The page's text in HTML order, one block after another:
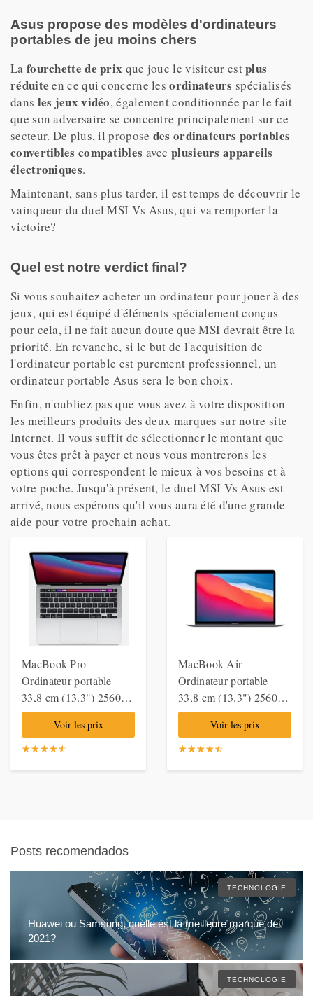
Asus propose des modèles d'ordinateurs
portables de jeu moins chers
La fourchette de prix que joue le visiteur estplus
réduite en ce qui concerne lesordinateurs spécialisés
dans les jeux vidéo, également conditionnée par le fait
que son adversaire se concentre principalement sur ce
secteur. De plus, il propose des ordinateurs portables
convertibles compatibles avecplusieurs appareils
électroniques.
Maintenant, sans plus tarder, il est temps de découvrir le
vainqueur du duel MSI Vs Asus, qui va remporter la
victoire?
Quel est notre verdict final?
Si vous souhaitez acheter un ordinateur pour jouer à des
jeux, qui est équipé d'éléments spécialement conçus
pour cela, il ne fait aucun doute que MSI devrait être la
priorité. En revanche, si le but de l'acquisition de
l'ordinateur portable est purement professionnel, un
ordinateur portable Asus sera le bon choix.
Enfin, n'oubliez pas que vous avez à votre disposition
les meilleurs produits des deux marques sur notre site
Internet. Il vous suffit de sélectionner le montant que
vous êtes prêt à payer et nous vous montrerons les
options qui correspondent le mieux à vos besoins et à
votre poche. Jusqu'à présent, le duel MSI Vs Asus est
arrivé, nous espérons qu'il vous aura été d'une grande
aide pour votre prochain achat.
MacBook Pro
Ordinateur portable
33,8 cm (13.3") 2560 x
1600 pixels Apple M 8
Go 512 Go SSD Wi-Fi
6 (802.11ax) macOS
Voir les prix
☆☆☆☆☆
★★★★★
MacBook Air
Ordinateur portable
33,8 cm (13.3") 2560 x
1600 pixels Apple M 8
Go 512 Go SSD Wi-Fi
6 (802.11ax) macOS
Voir les prix
☆☆☆☆☆
★★★★★
Posts recomendados
TECHNOLOGIE
Huawei ou Samsung, quelle est la meilleure marque de
2021?
TECHNOLOGIE